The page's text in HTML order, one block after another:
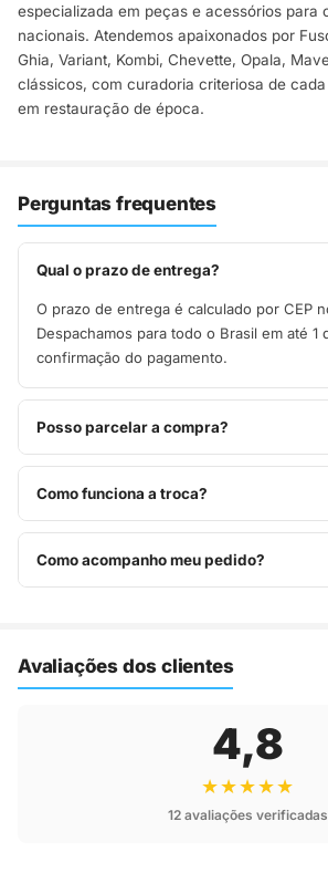
especializada em peças e acessórios para
nacionais. Atendemos apaixonados por
Ghia, Variant, Kombi, Chevette, Opala,
clássicos, com curadoria criteriosa de
em restauração de época.
Perguntas frequentes
Qual o prazo de entrega?
O prazo de entrega é calculado por CEP
Despachamos para todo o Brasil em até 1
confirmação do pagamento.
Posso parcelar a compra?
Sim, parcelamos em até 10x sem juros no
ou pague à vista no Pix com 8% de
Como funciona a troca?
Você tem 7 dias após o recebimento para
Basta entrar em contato pelo WhatsApp ou
Como acompanho meu pedido?
Avaliações dos clientes
4,8
★★★★★
12 avaliações verificadas